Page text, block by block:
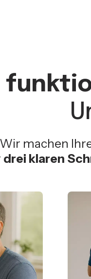
Wir machen
drei klaren